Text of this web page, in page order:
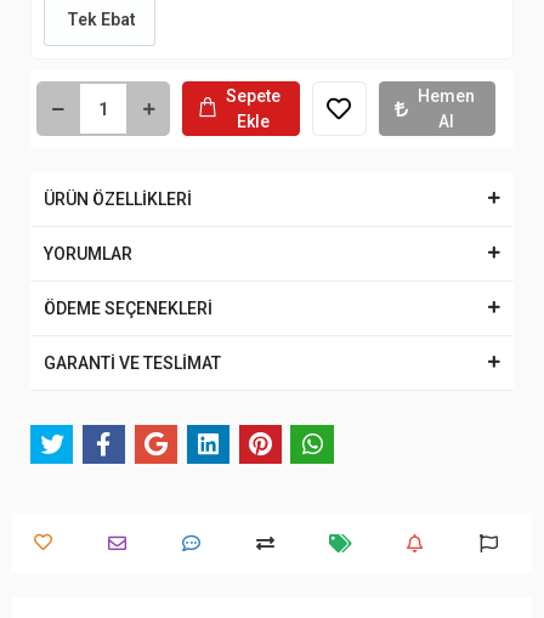
Tek Ebat
Sepete
Ekle
Hemen
Al
ÜRÜN ÖZELLİKLERİ
YORUMLAR
ÖDEME SEÇENEKLERİ
GARANTİ VE TESLİMAT